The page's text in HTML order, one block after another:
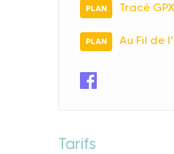
PLAN Tracé
PLAN Au Fil de
Tarifs